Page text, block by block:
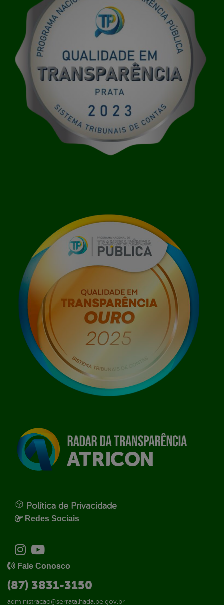
Política de Privacidade
Redes Sociais
Fale Conosco
(87) 3831-3150
administracao@serratalhada.pe.gov.br